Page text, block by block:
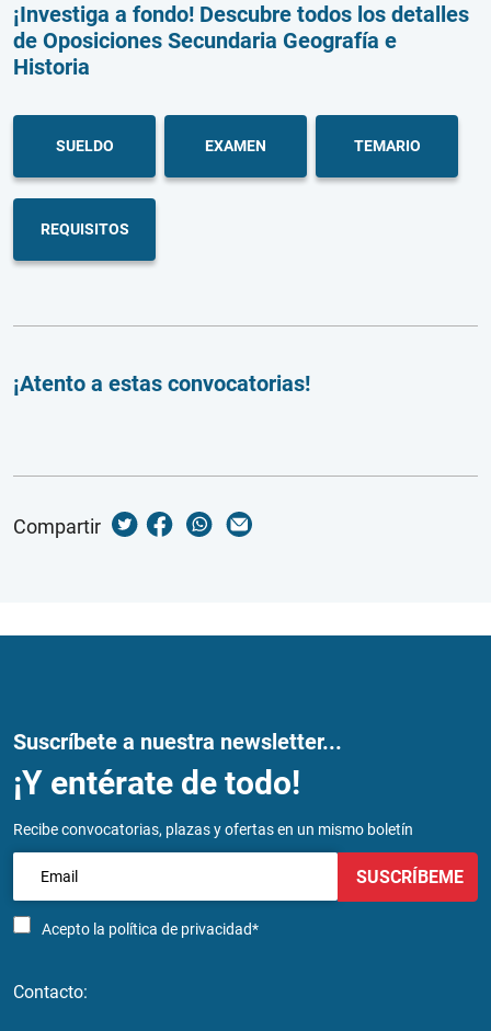
¡Investiga a fondo! Descubre todos los detalles
de Oposiciones Secundaria Geografía e
Historia
SUELDO EXAMEN TEMARIO
REQUISITOS
¡Atento a estas convocatorias!
Compartir
Suscríbete a nuestra newsletter...
¡Y entérate de todo!
Recibe convocatorias, plazas y ofertas en un mismo boletín
Acepto la política de privacidad*
SUSCRÍBEME
Contacto: